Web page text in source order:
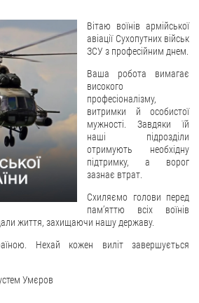
інформації
Вітаю воїнів армійської
авіації Сухопутних військ
ЗСУ з професійним днем.
Ваша робота вимагає
високого
професіоналізму,
витримки й особистої
мужності. Завдяки їй
наші підрозділи
отримують необхідну
підтримку, а ворог
зазнає втрат.
Схиляємо голови перед
пам’яттю всіх воїнів
життя, захищаючи нашу державу.
Нехай кожен виліт завершується
Умєров